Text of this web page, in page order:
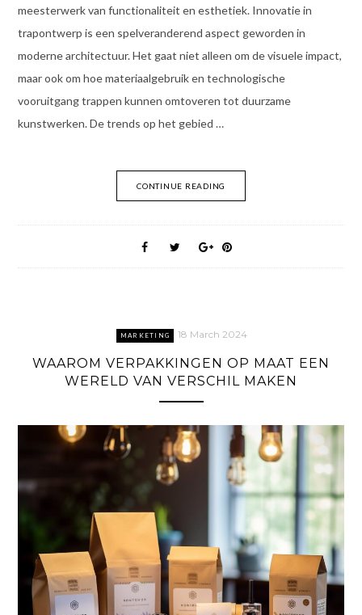
meesterwerk van functionaliteit en esthetiek. Innovatie in
trapontwerp is een spelveranderend aspect geworden in
moderne architectuur. Het gaat niet alleen om de visuele impact,
maar ook om hoe materiaalgebruik en technologische
vooruitgang trappen kunnen omtoveren tot duurzame
kunstwerken. De trends op het gebied …
CONTINUE READING
MARKETING 18 March 2024
WAAROM VERPAKKINGEN OP MAAT EEN
WERELD VAN VERSCHIL MAKEN